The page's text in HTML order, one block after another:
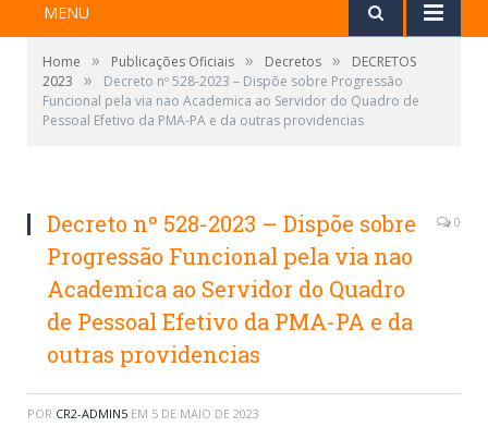
MENU
Home » Publicações Oficiais » Decretos »
DECRETOS
2023
»
Decreto nº 528-2023 – Dispõe sobre Progressão
Funcional pela via nao Academica ao Servidor do Quadro de
Pessoal Efetivo da PMA-PA e da outras providencias
Decreto nº 528-2023 – Dispõe sobre
Progressão Funcional pela via nao
Academica ao Servidor do Quadro
de Pessoal Efetivo da PMA-PA e da
outras providencias
0
POR CR2-ADMIN5 EM 5 DE MAIO DE 2023